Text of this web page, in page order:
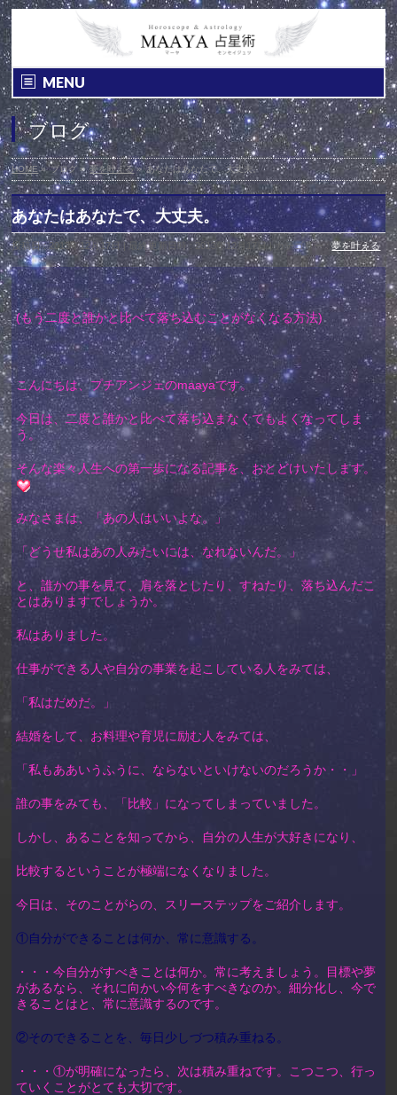
MENU
ブログ
HOME» ブログ » 夢を叶える» あなたはあなたで、大丈夫。
あなたはあなたで、大丈夫。
投稿日 : 2013年12月17日 最終更新日時 : 2013年12月17日 カテゴリー :夢を叶える
(もう二度と誰かと比べて落ち込むことがなくなる方法)
こんにちは、プチアンジェのmaayaです。
今日は、二度と誰かと比べて落ち込まなくてもよくなってしま
う。
そんな楽々人生への第一歩になる記事を、おとどけいたします。
みなさまは、「あの人はいいよな。」
「どうせ私はあの人みたいには、なれないんだ。」
と、誰かの事を見て、肩を落としたり、すねたり、落ち込んだこ
とはありますでしょうか。
私はありました。
仕事ができる人や自分の事業を起こしている人をみては、
「私はだめだ。」
結婚をして、お料理や育児に励む人をみては、
「私もああいうふうに、ならないといけないのだろうか・・」
誰の事をみても、「比較」になってしまっていました。
しかし、あることを知ってから、自分の人生が大好きになり、
比較するということが極端になくなりました。
今日は、そのことがらの、スリーステップをご紹介します。
①自分ができることは何か、常に意識する。
・・・今自分がすべきことは何か。常に考えましょう。目標や夢
があるなら、それに向かい今何をすべきなのか。細分化し、今で
きることはと、常に意識するのです。
②そのできることを、毎日少しづつ積み重ねる。
・・・①が明確になったら、次は積み重ねです。こつこつ、行っ
ていくことがとても大切です。